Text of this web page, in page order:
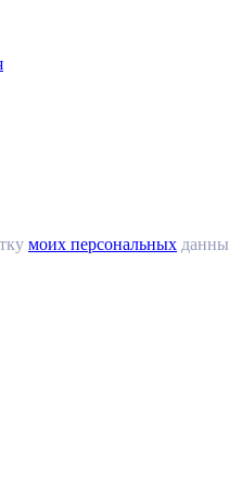
моих персональных